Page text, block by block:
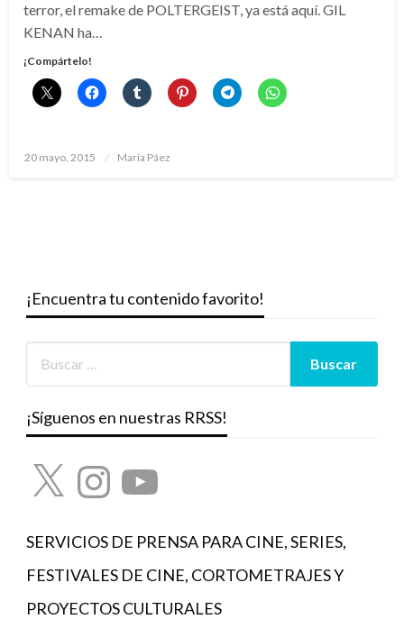
terror, el remake de POLTERGEIST, ya está aquí. GIL
KENAN ha…
¡Compártelo!
Publicado
20 mayo, 2015 María Páez
¡Encuentra tu contenido favorito!
¡Síguenos en nuestras RRSS!
X InstagramYouTube
SERVICIOS DE PRENSA PARA CINE, SERIES,
FESTIVALES DE CINE, CORTOMETRAJES Y
PROYECTOS CULTURALES